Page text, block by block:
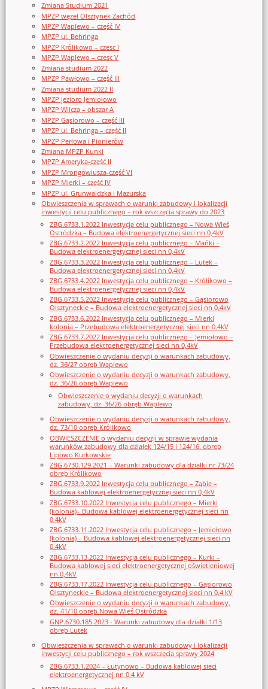
Zmiana Studium 2021
MPZP węzeł Olsztynek Zachód
MPZP Waplewo – część IV
MPZP ul. Behringa
MPZP Królikowo – czesc I
MPZP Waplewo – czesc V
Zmiana studium 2022
MPZP Pawłowo – część III
Zmiana studium 2022 II
MPZP jezioro Jemiołowo
MPZP Wilcza – obszar A
MPZP Gąsiorowo – część III
MPZP ul. Behringa – część II
MPZP Perłowa i Pionierów
Zmiana MPZP Kunki
MPZP Ameryka-część II
MPZP Mrongowiusza-część VI
MPZP Mierki – część IV
MPZP ul. Grunwaldzka i Mazurska
Obwieszczenia w sprawach o warunki zabudowy i lokalizacji
inwestycji celu publicznego – rok wszczęcia sprawy do 2023
ZBG.6733.1.2022 Inwestycja celu publicznego – Nowa Wieś
Ostródzka – Budowa elektroenergetycznej sieci nn 0,4kV
ZBG.6733.2.2022 Inwestycja celu publicznego – Mańki –
Budowa elektroenergetycznej sieci nn 0,4kV
ZBG.6733.3.2022 Inwestycja celu publicznego – Lutek –
Budowa elektroenergetycznej sieci nn 0,4kV
ZBG.6733.4.2022 Inwestycja celu publicznego – Królikowo –
Budowa elektroenergetycznej sieci nn 0,4kV
ZBG.6733.5.2022 Inwestycja celu publicznego – Gąsiorowo
Olsztyneckie – Budowa elektroenergetycznej sieci nn 0,4kV
ZBG.6733.6.2022 Inwestycja celu publicznego – Mierki
kolonia – Przebudowa elektroenergetycznej sieci nn 0,4kV
ZBG.6733.7.2022 Inwestycja celu publicznego – Jemiołowo –
Przebudowa elektroenergetycznej sieci nn 0,4kV
Obwieszczenie o wydaniu decyzji o warunkach zabudowy,
dz. 36/27 obręb Waplewo
Obwieszczenie o wydaniu decyzji o warunkach zabudowy,
dz. 36/26 obręb Waplewo
Obwieszczenie o wydaniu decyzji o warunkach
zabudowy, dz. 36/26 obręb Waplewo
Obwieszczenie o wydaniu decyzji o warunkach zabudowy,
dz. 73/10 obręb Królikowo
OBWIESZCZENIE o wydaniu decyzji w sprawie wydania
warunków zabudowy dla działek 124/15 i 124/16, obręb
Lipowo Kurkowskie
ZBG.6730.129.2021 – Warunki zabudowy dla działki nr 73/24
obręb Królikowo
ZBG.6733.9.2022 Inwestycja celu publicznego – Ząbie –
Budowa kablowej elektroenergetycznej sieci nn 0,4kV
ZBG.6733.10.2022 Inwestycja celu publicznego – Mierki
(kolonia)– Budowa kablowej elektroenergetycznej sieci nn
0,4kV
ZBG.6733.11.2022 Inwestycja celu publicznego – Jemiołowo
(kolonia) – Budowa kablowej elektroenergetycznej sieci nn
0,4kV
ZBG.6733.13.2022 Inwestycja celu publicznego – Kurki –
Budowa kablowej sieci elektroenergetycznej oświetleniowej
nn 0,4kV
ZBG.6733.17.2022 Inwestycja celu publicznego – Gąsiorowo
Olsztyneckie – Budowa elektroenergetycznej sieci nn 0,4 kV
Obwieszczenie o wydaniu decyzji o warunkach zabudowy,
dz. 41/10 obręb Nowa Wieś Ostródzka
GNP.6730.185.2023 - Warunki zabudowy dla działki 1/13
obręb Lutek
Obwieszczenia w sprawach o warunki zabudowy i lokalizacji
inwestycji celu publicznego – rok wszczęcia sprawy 2024
ZBG.6733.1.2024 – Łutynowo – Budowa kablowej sieci
elektroenergetycznej nn 0,4 kV